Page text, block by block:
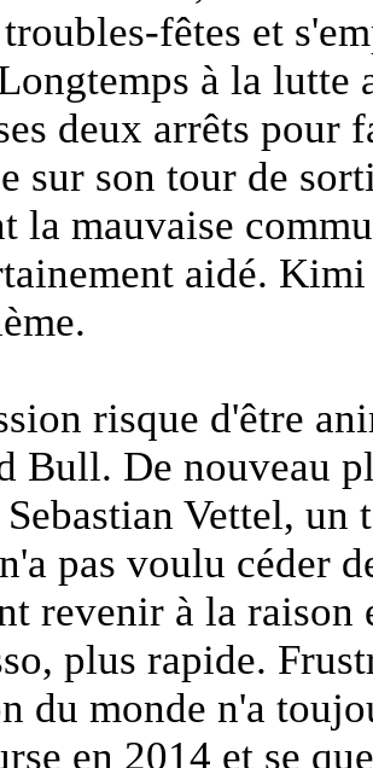
fêtes et
à la lutte
deux arrêts pour
sur son tour de
la mauvaise
aidé.
risque d'être
Bull. De nouveau
Vettel, un
pas voulu céder
revenir à la raison
plus rapide.
du monde n'a
en 2014 et se